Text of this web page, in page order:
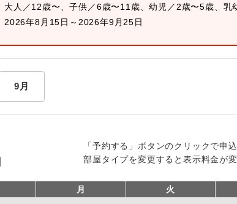
大人／12歳〜、子供／6歳〜11歳、幼児／2歳〜5歳、乳
2026年8月15日～2026年9月25日
9月
「予約する」ボタンのクリックで申
部屋タイプを変更すると表示料金が変
月 火